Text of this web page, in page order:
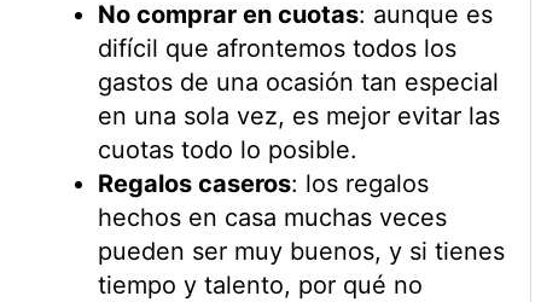
No comprar en cuotas: aunque es
difícil que afrontemos todos los
gastos de una ocasión tan especial
en una sola vez, es mejor evitar las
cuotas todo lo posible.
Regalos caseros: los regalos
hechos en casa muchas veces
pueden ser muy buenos, y si tienes
tiempo y talento, por qué no